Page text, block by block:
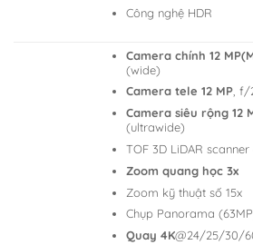
Công nghệ HDR
Camera chính 12
(wide)
Camera tele 12 MP, f/
Camera siêu rộng 12
(ultrawide)
TOF 3D LiDAR
Zoom quang học 3x
Zoom kỹ thuật số 15x
Chụp Panorama
Quay 4K@24/25/30/